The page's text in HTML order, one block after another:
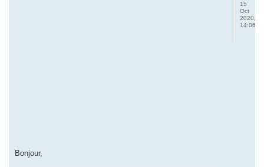
Bonjour,
15
Oct
2020,
14:06